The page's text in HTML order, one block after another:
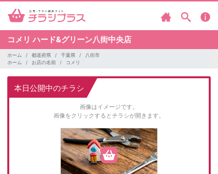
コメリハード&グリーン八街中央店
ホーム 都道府県 千葉県
八街市
ホーム
お店の名前 コメリ
本日公開中のチラシ
画像はイメージです。
画像をクリックするとチラシが開きます。